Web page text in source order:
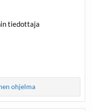
tiedottaja
ohjelma